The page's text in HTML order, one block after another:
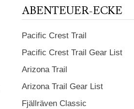
ABENTEUER-ECKE
Pacific Crest Trail
Pacific Crest Trail Gear List
Arizona Trail
Arizona Trail Gear List
Fjällräven Classic